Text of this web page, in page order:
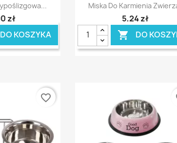
podgląd
zł
DO KOSZYKA
Szybki podgląd
Miska Do Karmienia
5,24 zł
 DO
favorite_border